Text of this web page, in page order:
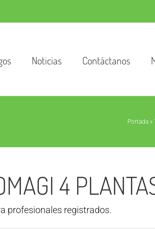
Noticias Contáctanos
Portada »
4
profesionales registrados.